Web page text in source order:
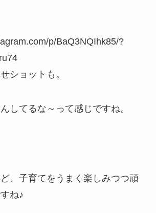
p/BaQ3NQIhk85/?
ショットも。
してるな～って感じですね。
、子育てをうまく楽しみつつ頑
ね♪